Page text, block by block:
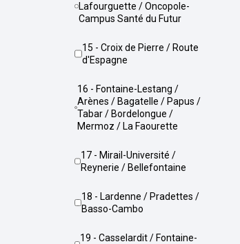
Lafourguette / Oncopole-
Campus Santé du Futur
15 - Croix de Pierre / Route
d'Espagne
16 - Fontaine-Lestang /
Arènes / Bagatelle / Papus /
Tabar / Bordelongue /
Mermoz / La Faourette
17 - Mirail-Université /
Reynerie / Bellefontaine
18 - Lardenne / Pradettes /
Basso-Cambo
19 - Casselardit / Fontaine-